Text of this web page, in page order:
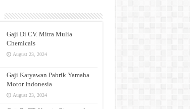
Gaji Di CV. Mitra Mulia
Chemicals
August 23, 2024
Gaji Karyawan Pabrik Yamaha
Motor Indonesia
August 23, 2024